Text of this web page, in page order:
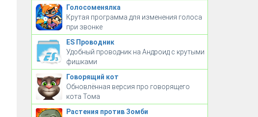
Голосоменялка
Крутая программа для изменения голоса
при звонке
ES Проводник
Удобный проводник на Андроид с крутыми
фишками
Говорящий кот
Обновлённая версия про говорящего
кота Тома
Растения против Зомби